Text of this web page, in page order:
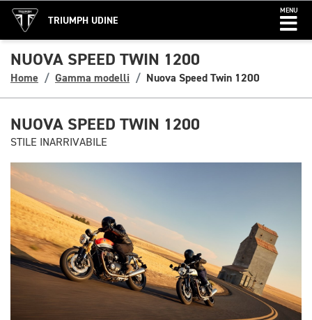
TRIUMPH UDINE
MENU
NUOVA SPEED TWIN 1200
Home Gamma modelli Nuova Speed Twin 1200
NUOVA SPEED TWIN 1200
STILE INARRIVABILE